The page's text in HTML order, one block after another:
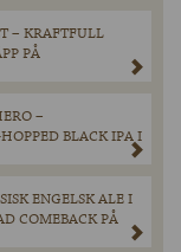
– KRAFTFULL
PÅ
–
BLACK IPA I
ENGELSK ALE I
COMEBACK PÅ